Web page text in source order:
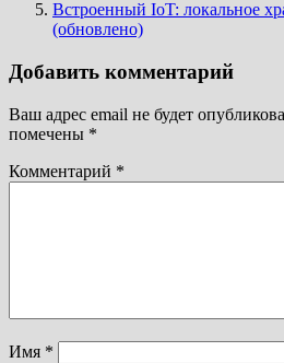
Встроенный IoT: локальное
(обновлено)
Добавить комментарий
Ваш адрес email не будет
помечены *
Комментарий *
Имя *